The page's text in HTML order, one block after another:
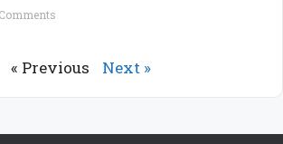
« Previous Next »